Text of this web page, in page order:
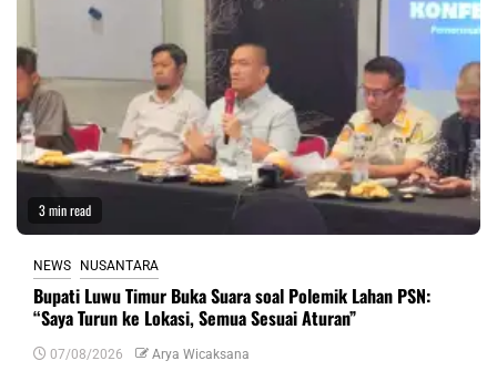
3 min read
NEWS NUSANTARA
Bupati Luwu Timur Buka Suara soal Polemik Lahan PSN:
“Saya Turun ke Lokasi, Semua Sesuai Aturan”
07/08/2026 Arya Wicaksana